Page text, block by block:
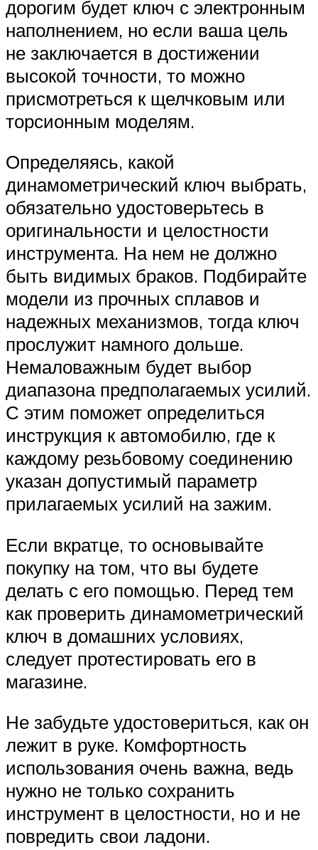
дорогим будет ключ с электронным
наполнением, но если ваша цель
не заключается в достижении
высокой точности, то можно
присмотреться к щелчковым или
торсионным моделям.
Определяясь, какой
динамометрический ключ выбрать,
обязательно удостоверьтесь в
оригинальности и целостности
инструмента. На нем не должно
быть видимых браков. Подбирайте
модели из прочных сплавов и
надежных механизмов, тогда ключ
прослужит намного дольше.
Немаловажным будет выбор
диапазона предполагаемых усилий.
С этим поможет определиться
инструкция к автомобилю, где к
каждому резьбовому соединению
указан допустимый параметр
прилагаемых усилий на зажим.
Если вкратце, то основывайте
покупку на том, что вы будете
делать с его помощью. Перед тем
как проверить динамометрический
ключ в домашних условиях,
следует протестировать его в
магазине.
Не забудьте удостовериться, как он
лежит в руке. Комфортность
использования очень важна, ведь
нужно не только сохранить
инструмент в целостности, но и не
повредить свои ладони.